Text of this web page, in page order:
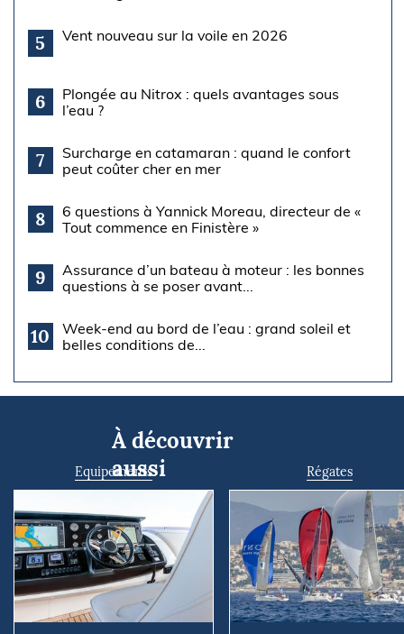
5 Vent nouveau sur la voile en 2026
6
Plongée au Nitrox : quels avantages sous
l’eau ?
7
Surcharge en catamaran : quand le confort
peut coûter cher en mer
8
6 questions à Yannick Moreau, directeur de «
Tout commence en Finistère »
9
Assurance d’un bateau à moteur : les bonnes
questions à se poser avant...
10
Week-end au bord de l’eau : grand soleil et
belles conditions de...
À découvrir
aussi
Equipements Régates